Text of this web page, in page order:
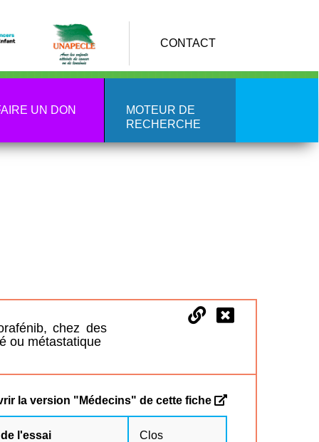
CONTACT
UN DON
MOTEUR DE
RECHERCHE
chez des
ou métastatique
la version "Médecins" de cette fiche
l'essai Clos